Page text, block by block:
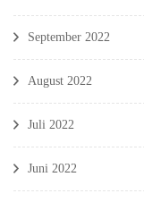
September 2022
August 2022
Juli 2022
Juni 2022